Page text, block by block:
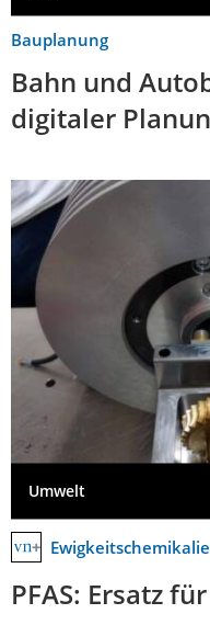
Bauplanung
Bahn und
digitaler
Umwelt
PFAS: Ersatz